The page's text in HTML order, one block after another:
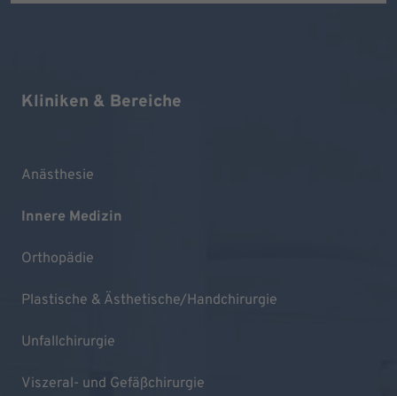
Kliniken & Bereiche
Anästhesie
Innere Medizin
Orthopädie
Plastische & Ästhetische/Handchirurgie
Unfallchirurgie
Viszeral- und Gefäßchirurgie